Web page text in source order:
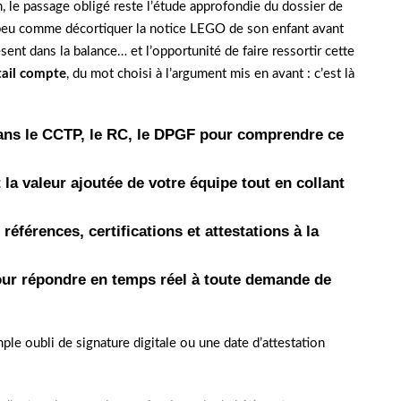
passage obligé reste l’étude approfondie du dossier de
comme décortiquer la notice LEGO de son enfant avant
dans la balance… et l’opportunité de faire ressortir cette
compte, du mot choisi à l’argument mis en avant : c’est là
le CCTP, le RC, le DPGF pour comprendre ce
valeur ajoutée de votre équipe tout en collant
certifications et attestations à la
répondre en temps réel à toute demande de
oubli de signature digitale ou une date d’attestation